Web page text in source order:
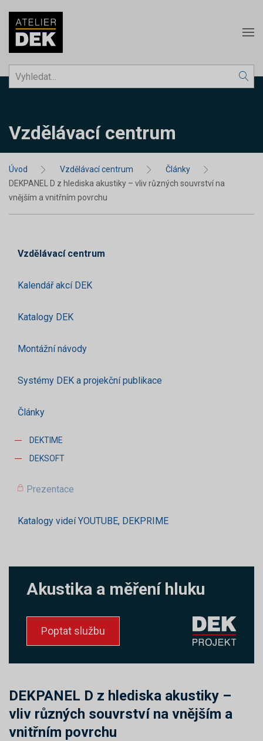
Vzdělávací centrum
Úvod Vzdělávací centrum
Články
DEKPANEL D z hlediska akustiky – vliv různých souvrství na
vnějším a vnitřním povrchu
Vzdělávací centrum
Kalendář akcí DEK
Katalogy DEK
Montážní návody
Systémy DEK a projekční publikace
Články
DEKTIME
DEKSOFT
Prezentace
Katalogy videí YOUTUBE, DEKPRIME
Akustika a měření hluku
Poptat službu
DEKPANEL D z hlediska akustiky –
vliv různých souvrství na vnějším a
vnitřním povrchu